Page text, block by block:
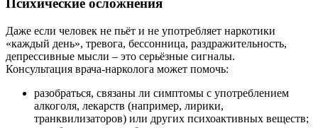
Психические осложнения
Даже если человек не пьёт и не употребляет наркотики
«каждый день», тревога, бессонница, раздражительность,
депрессивные мысли – это серьёзные сигналы.
Консультация врача-нарколога может помочь:
разобраться, связаны ли симптомы с употреблением
алкоголя, лекарств (например, лирики,
транквилизаторов) или других психоактивных веществ;